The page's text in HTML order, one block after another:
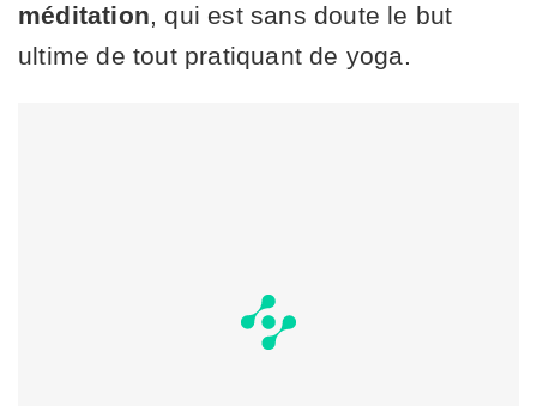
méditation, qui est sans doute le but
ultime de tout pratiquant de yoga.